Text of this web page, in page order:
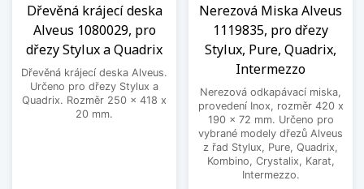
Dřevěná krájecí deska
Alveus 1080029, pro
dřezy Stylux a Quadrix
Dřevěná krájecí deska Alveus.
Určeno pro dřezy Stylux a
Quadrix. Rozměr 250 x 418 x
20 mm.
Nerezová Miska Alveus
1119835, pro dřezy
Stylux, Pure, Quadrix,
Intermezzo
Nerezová odkapávací miska,
provedení Inox, rozměr 420 x
190 x 72 mm. Určeno pro
vybrané modely dřezů Alveus
z řad Stylux, Pure, Quadrix,
Kombino, Crystalix, Karat,
Intermezzo.